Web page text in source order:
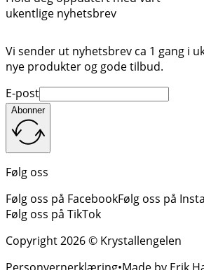
ukentlige nyhetsbrev
Vi sender ut nyhetsbrev ca 1 gang i
nye produkter og gode tilbud.
E-post
Abonner
Følg oss
Følg oss på FacebookFølg oss på
Følg oss på TikTok
Copyright 2026 © Krystallengelen